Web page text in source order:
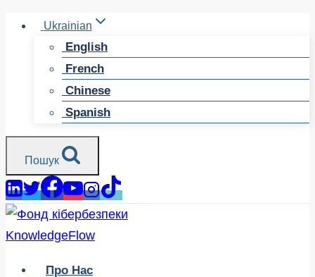
ПерейтиUkrainian
English
French
Chinese
Spanish
Пошук
Про Нас